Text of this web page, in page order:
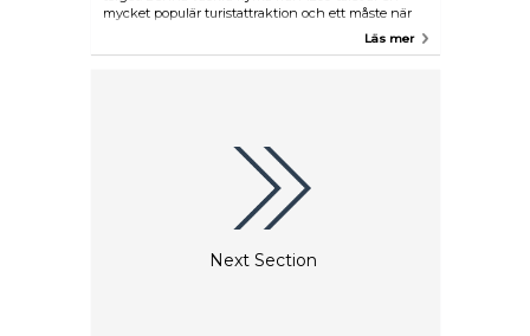
mycket populär turistattraktion och ett måste när
man besöker Rhodos. Den har vitkalkade väggar,
Läs mer
Next Section